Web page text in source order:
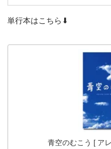
単行本はこちら⬇︎
青空のむこう [ ア